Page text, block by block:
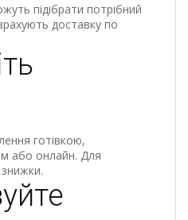
підібрати потрібний
доставку по
готівкою,
або онлайн. Для
знижки.